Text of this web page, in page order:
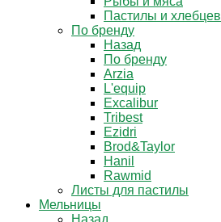
Пастилы и хлебцев
По бренду
Назад
По бренду
Arzia
L'equip
Excalibur
Tribest
Ezidri
Brod&Taylor
Hanil
Rawmid
Листы для пастилы
Мельницы
Назад